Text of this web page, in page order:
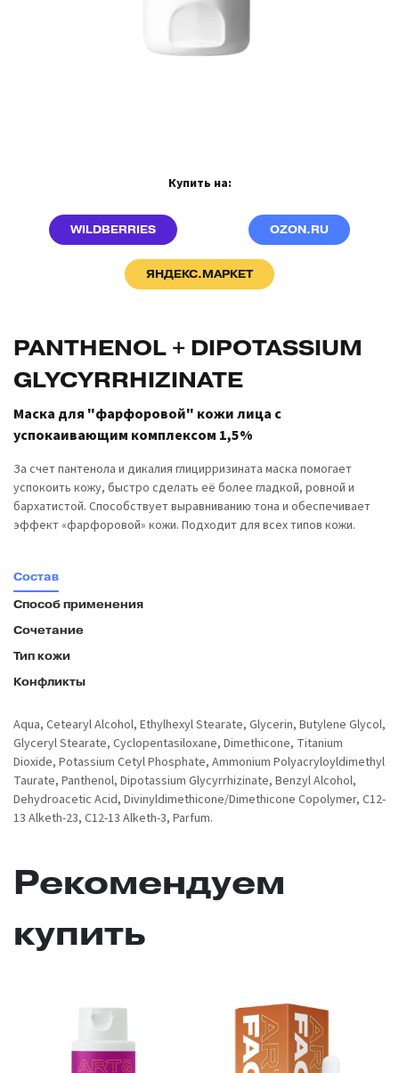
Купить на:
WILDBERRIES OZON.RU
ЯНДЕКС.МАРКЕТ
PANTHENOL + DIPOTASSIUM
GLYCYRRHIZINATE
Маска для "фарфоровой" кожи лица с
успокаивающим комплексом 1,5%
За счет пантенола и дикалия глицирризината маска помогает
успокоить кожу, быстро сделать её более гладкой, ровной и
бархатистой. Способствует выравниванию тона и обеспечивает
эффект «фарфоровой» кожи. Подходит для всех типов кожи.
Состав
Способ применения
Сочетание
Тип кожи
Конфликты
Aqua, Cеtearyl Alcohol, Ethylhexyl Stearate, Glycerin, Butylene Glycol,
Glyceryl Stearate, Cyclopentasiloxane, Dimethicone, Titanium
Dioxide, Potassium Cetyl Phosphate, Ammonium Polyacryloyldimethyl
Taurate, Panthenol, Dipotassium Glycyrrhizinate, Benzyl Alcohol,
Dehydroacetic Acid, Divinyldimethicone/Dimethicone Copolymer, C12-
13 Alketh-23, C12-13 Alketh-3, Parfum.
Рекомендуем
купить